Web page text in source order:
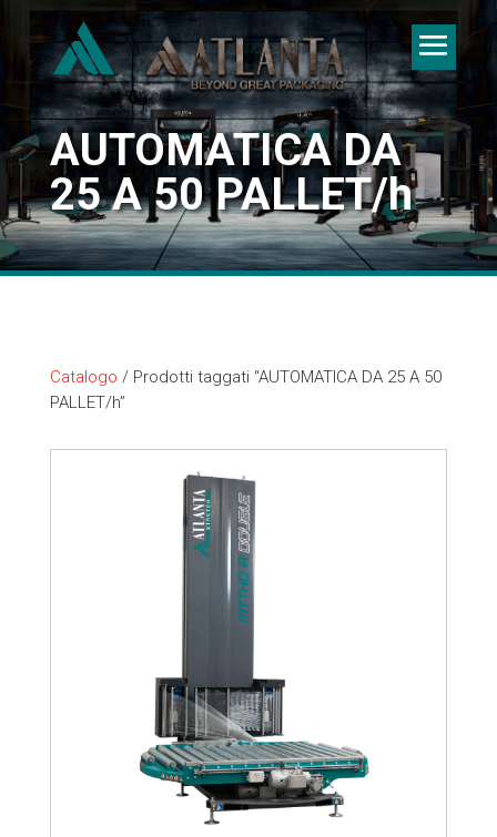
AUTOMATICA DA
25 A 50 PALLET/h
Catalogo / Prodotti taggati “AUTOMATICA DA 25 A 50
PALLET/h”